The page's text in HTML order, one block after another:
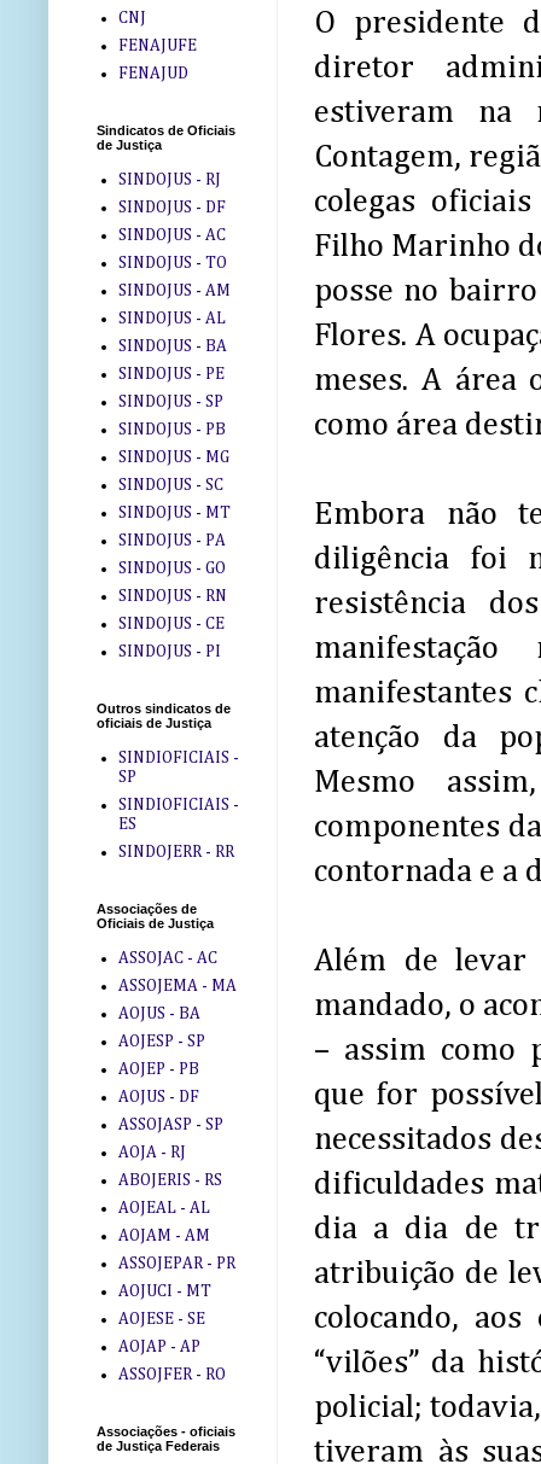
O presidente
diretor
estiveram na
Contagem,
colegas
Filho Marinho
posse no
Flores. A
meses. A área
como área
Embora não
diligência foi
resistência
manifestantes
atenção da
Mesmo
componentes
contornada e a
Além de levar
mandado, o
– assim como
que for
necessitados
dificuldades
dia a dia de
atribuição de
colocando,
“vilões” da
policial;
tiveram às
CNJ
FENAJUFE
FENAJUD
Sindicatos de Oficiais
de Justiça
SINDOJUS - RJ
SINDOJUS - DF
SINDOJUS - AC
SINDOJUS - TO
SINDOJUS - AM
SINDOJUS - AL
SINDOJUS - BA
SINDOJUS - PE
SINDOJUS - SP
SINDOJUS - PB
SINDOJUS - MG
SINDOJUS - SC
SINDOJUS - MT
SINDOJUS - PA
SINDOJUS - GO
SINDOJUS - RN
SINDOJUS - CE
SINDOJUS - PI
Outros sindicatos de
oficiais de Justiça
SINDIOFICIAIS -
SP
SINDIOFICIAIS -
ES
SINDOJERR - RR
Associações de
Oficiais de Justiça
ASSOJAC - AC
ASSOJEMA - MA
AOJUS - BA
AOJESP - SP
AOJEP - PB
AOJUS - DF
ASSOJASP - SP
AOJA - RJ
ABOJERIS - RS
AOJEAL - AL
AOJAM - AM
ASSOJEPAR - PR
AOJUCI - MT
AOJESE - SE
AOJAP - AP
ASSOJFER - RO
Associações - oficiais
de Justiça Federais